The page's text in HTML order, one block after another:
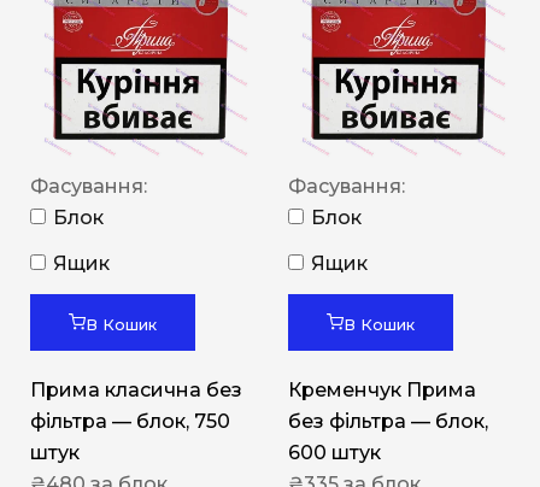
Фасування:
Блок
Ящик
В Кошик
Прима класична без
фільтра — блок, 750
штук
Фасування:
Блок
Ящик
В Кошик
Кременчук Прима
без фільтра — блок,
600 штук